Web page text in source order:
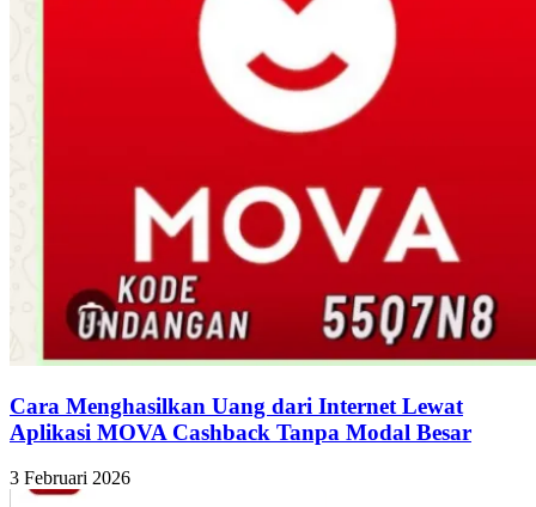
Cara Menghasilkan Uang dari Internet Lewat
Aplikasi MOVA Cashback Tanpa Modal Besar
3 Februari 2026